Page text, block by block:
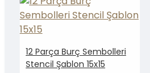
12 Parça Burç Sembolleri
Stencil Şablon 15x15